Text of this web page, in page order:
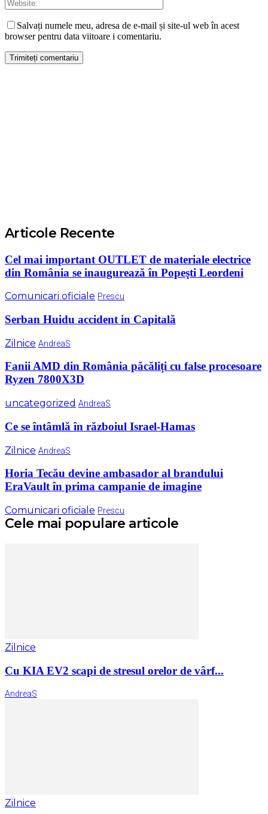
Salvați numele meu, adresa de e-mail și site-ul web în acest
browser pentru data viitoare i comentariu.
Articole Recente
Cel mai important OUTLET de materiale electrice
din România se inaugurează în Popeşti Leordeni
Comunicari oficiale Prescu
Serban Huidu accident in Capitală
Zilnice AndreaS
Fanii AMD din România păcăliți cu false procesoare
Ryzen 7800X3D
uncategorized AndreaS
Ce se întâmlă în războiul Israel-Hamas
Zilnice AndreaS
Horia Tecău devine ambasador al brandului
EraVault în prima campanie de imagine
Comunicari oficiale Prescu
Cele mai populare articole
Zilnice
Cu KIA EV2 scapi de stresul orelor de vârf...
AndreaS
Zilnice